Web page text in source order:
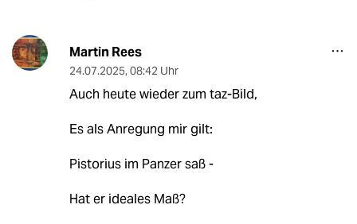
Martin Rees
24.07.2025, 08:42 Uhr
Auch heute wieder zum taz-Bild,
Es als Anregung mir gilt:
Pistorius im Panzer saß -
Hat er ideales Maß?